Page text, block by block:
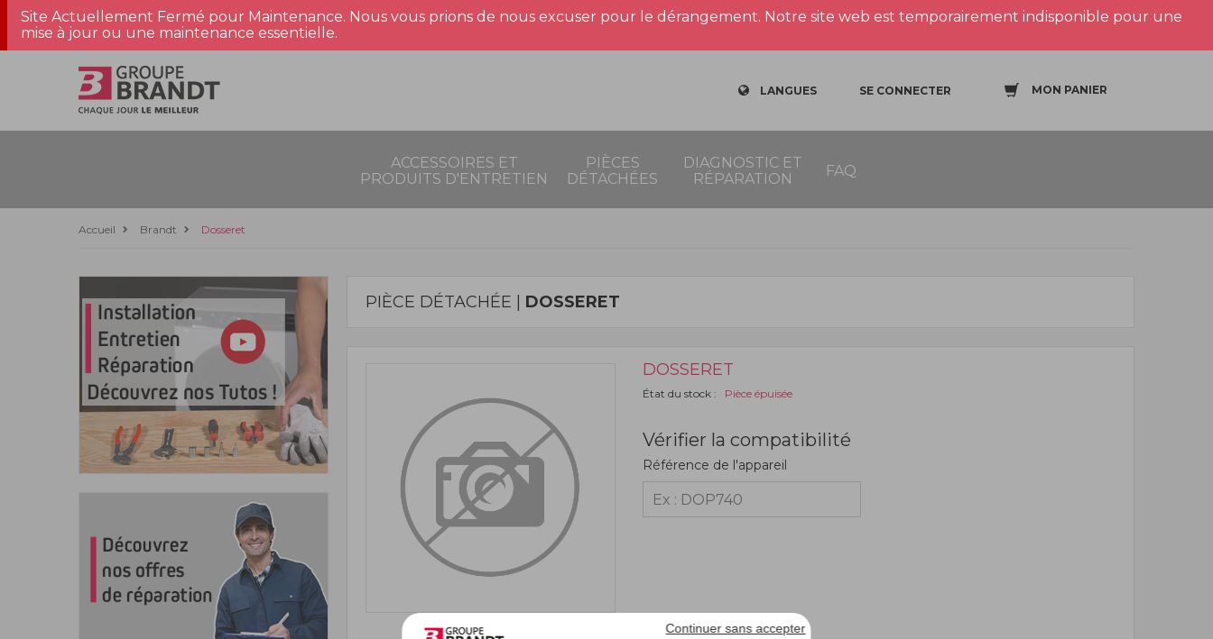
Continuer sans accepter
Site Actuellement Fermé pour Maintenance. Nous vous prions de nous excuser pour le dérangement. Notre site web est temporairement indisponible pour une
mise à jour ou une maintenance essentielle.
LANGUES SE CONNECTER MON PANIER
ACCESSOIRES ET
PRODUITS D'ENTRETIEN
PIÈCES
DÉTACHÉES
DIAGNOSTIC ET
RÉPARATION
FAQ
Accueil Brandt Dosseret
PIÈCE DÉTACHÉE | DOSSERET
DOSSERET
État du stock : Pièce épuisée
Vérifier la compatibilité
Référence de l'appareil